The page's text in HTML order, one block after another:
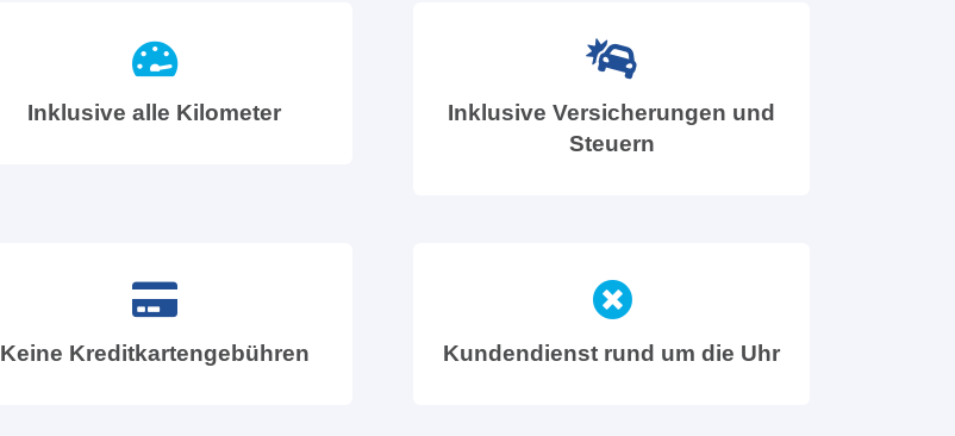
Inklusive alle Kilometer
Inklusive Versicherungen und
Steuern
Keine Kreditkartengebühren Kundendienst rund um die Uhr